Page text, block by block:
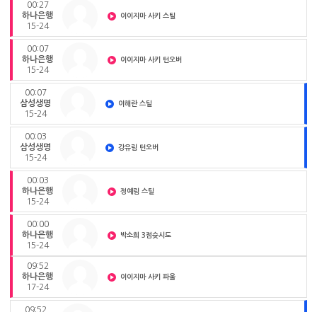
00:27
하나은행
15-24
이이지마 사키 스틸
00:07
하나은행
15-24
이이지마 사키 턴오버
00:07
삼성생명
15-24
이해란 스틸
00:03
삼성생명
15-24
강유림 턴오버
00:03
하나은행
15-24
정예림 스틸
00:00
하나은행
15-24
박소희 3점슛시도
09:52
하나은행
17-24
이이지마 사키 파울
09:52